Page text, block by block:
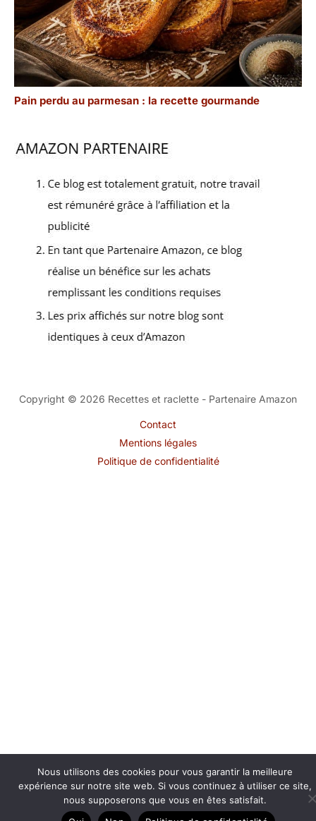
Pain perdu au parmesan : la recette gourmande
Copyright © 2026 Recettes et raclette - Partenaire Amazon
Contact
Mentions légales
Politique de confidentialité
Nous utilisons des cookies pour vous garantir la meilleure
expérience sur notre site web. Si vous continuez à utiliser ce site,
nous supposerons que vous en êtes satisfait.